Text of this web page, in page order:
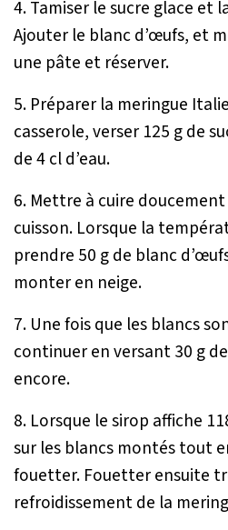
4. Tamiser le sucre glace et
Ajouter le blanc d’œufs, et
une pâte et réserver.
5. Préparer la meringue
casserole, verser 125 g de
de 4 cl d’eau.
6. Mettre à cuire
cuisson. Lorsque la
prendre 50 g de blanc
monter en neige.
7. Une fois que les blancs
continuer en versant 30 g
encore.
8. Lorsque le sirop affiche
sur les blancs montés tout
fouetter. Fouetter ensuite
refroidissement de la